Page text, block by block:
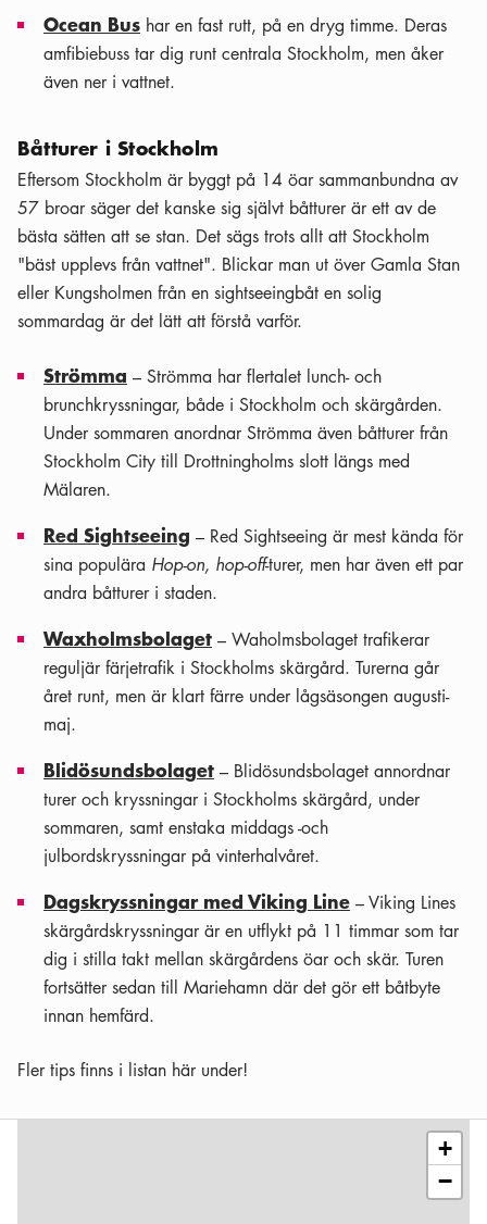
Ocean Bus har en fast rutt, på en dryg timme. Deras
amfibiebuss tar dig runt centrala Stockholm, men åker
även ner i vattnet.
Båtturer i Stockholm
Eftersom Stockholm är byggt på 14 öar sammanbundna av
57 broar säger det kanske sig självt båtturer är ett av de
bästa sätten att se stan. Det sägs trots allt att Stockholm
"bäst upplevs från vattnet". Blickar man ut över Gamla Stan
eller Kungsholmen från en sightseeingbåt en solig
sommardag är det lätt att förstå varför.
Strömma – Strömma har flertalet lunch- och
brunchkryssningar, både i Stockholm och skärgården.
Under sommaren anordnar Strömma även båtturer från
Stockholm City till Drottningholms slott längs med
Mälaren.
Red Sightseeing – Red Sightseeing är mest kända för
sina populära Hop-on, hop-off-turer, men har även ett par
andra båtturer i staden.
Waxholmsbolaget – Waholmsbolaget trafikerar
reguljär färjetrafik i Stockholms skärgård. Turerna går
året runt, men är klart färre under lågsäsongen augusti-
maj.
Blidösundsbolaget – Blidösundsbolaget annordnar
turer och kryssningar i Stockholms skärgård, under
sommaren, samt enstaka middags -och
julbordskryssningar på vinterhalvåret.
Dagskryssningar med Viking Line – Viking Lines
skärgårdskryssningar är en utflykt på 11 timmar som tar
dig i stilla takt mellan skärgårdens öar och skär. Turen
fortsätter sedan till Mariehamn där det gör ett båtbyte
innan hemfärd.
Fler tips finns i listan här under!
+
−